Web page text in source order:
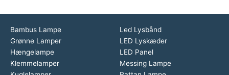
Bambus Lampe
Grønne Lamper
Hængelampe
Klemmelamper
Led Lysbånd
LED Lyskæder
LED Panel
Messing Lampe